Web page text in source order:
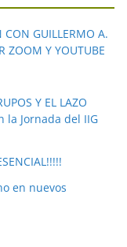
CON GUILLERMO A.
ZOOM Y YOUTUBE
Y EL LAZO
la Jornada del IIG
en nuevos